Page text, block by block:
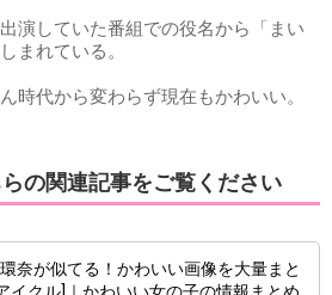
演していた番組での役名から「まい
まれている。
時代から変わらず現在もかわいい。
の関連記事をご覧ください
奈が似てる！かわいい画像を大量まと
イクル]｜かわいい女の子の情報まとめ